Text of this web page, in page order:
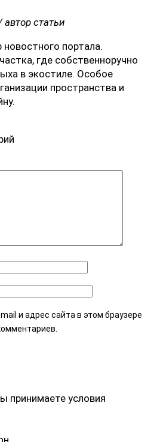
автор статьи
портала.
где собственноручно
в экостиле. Особое
пространства и
и адрес сайта в этом браузере
принимаете условия